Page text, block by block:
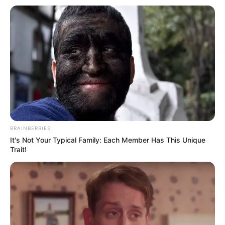
3 Dicas de Decoração com Juta Pra Deixar a sua
Casa Linda
10 Ideias Incríveis Para Montar um Jardim Dentro
Materiais para fazer puff
Linho sintético (esse tecido é bem resistente
e durável) ou outro de sua preferência
BRAINBERRIES
It's Not Your Typical Family: Each Member Has This Unique
Trait!